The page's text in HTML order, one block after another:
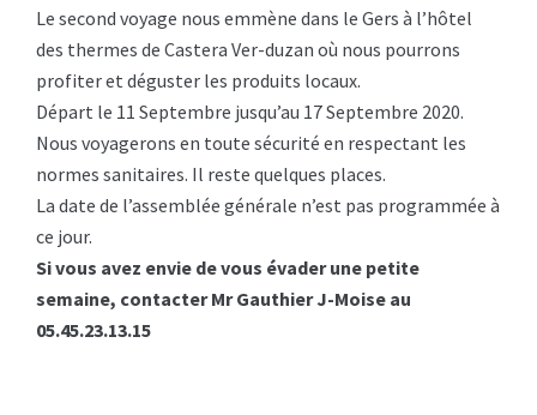
Le second voyage nous emmène dans le Gers à l’hôtel
des thermes de Castera Ver-duzan où nous pourrons
profiter et déguster les produits locaux.
Départ le 11 Septembre jusqu’au 17 Septembre 2020.
Nous voyagerons en toute sécurité en respectant les
normes sanitaires. Il reste quelques places.
La date de l’assemblée générale n’est pas programmée à
ce jour.
Si vous avez envie de vous évader une petite
semaine, contacter Mr Gauthier J-Moise au
05.45.23.13.15